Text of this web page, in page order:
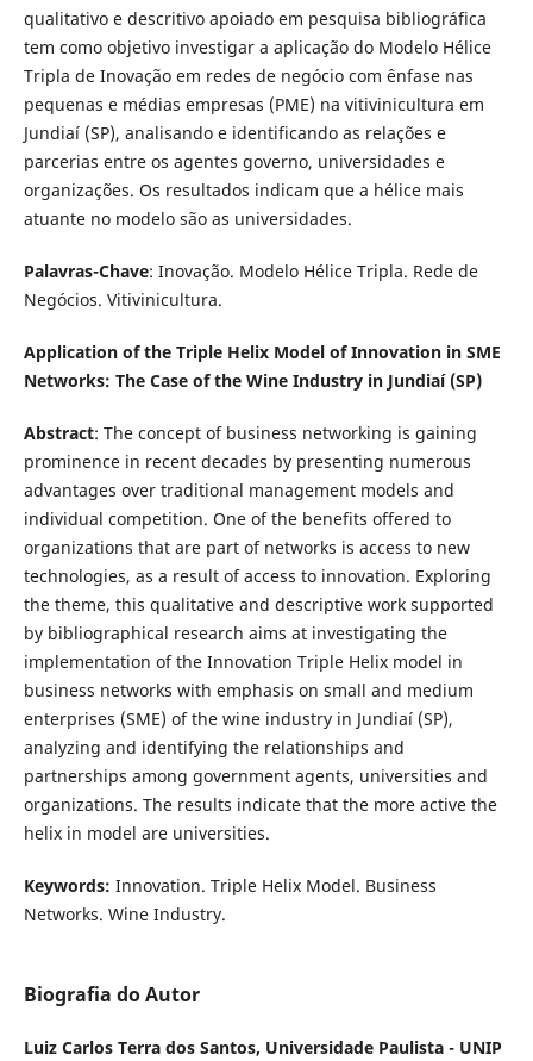
qualitativo e descritivo apoiado em pesquisa bibliográfica
tem como objetivo investigar a aplicação do Modelo Hélice
Tripla de Inovação em redes de negócio com ênfase nas
pequenas e médias empresas (PME) na vitivinicultura em
Jundiaí (SP), analisando e identificando as relações e
parcerias entre os agentes governo, universidades e
organizações. Os resultados indicam que a hélice mais
atuante no modelo são as universidades.
Palavras-Chave: Inovação. Modelo Hélice Tripla. Rede de
Negócios. Vitivinicultura.
Application of the Triple Helix Model of Innovation in SME
Networks: The Case of the Wine Industry in Jundiaí (SP)
Abstract: The concept of business networking is gaining
prominence in recent decades by presenting numerous
advantages over traditional management models and
individual competition. One of the benefits offered to
organizations that are part of networks is access to new
technologies, as a result of access to innovation. Exploring
the theme, this qualitative and descriptive work supported
by bibliographical research aims at investigating the
implementation of the Innovation Triple Helix model in
business networks with emphasis on small and medium
enterprises (SME) of the wine industry in Jundiaí (SP),
analyzing and identifying the relationships and
partnerships among government agents, universities and
organizations. The results indicate that the more active the
helix in model are universities.
Keywords: Innovation. Triple Helix Model. Business
Networks. Wine Industry.
Biografia do Autor
Luiz Carlos Terra dos Santos, Universidade Paulista - UNIP